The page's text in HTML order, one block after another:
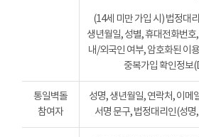
(14세 미만 가입 시) 법정대
생년월일, 성별, 휴대전화번호
내/외국인 여부, 암호화된 이
중복가입 확인정보
통일벽돌
참여자
성명, 생년월일, 연락처, 이메
서명 문구, 법정대리인(성명